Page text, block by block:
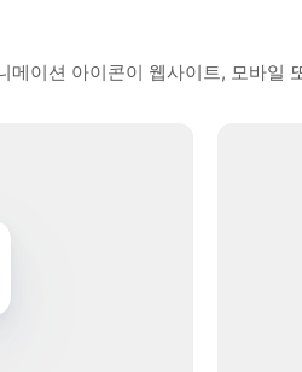
이션 아이콘이 웹사이트, 모바